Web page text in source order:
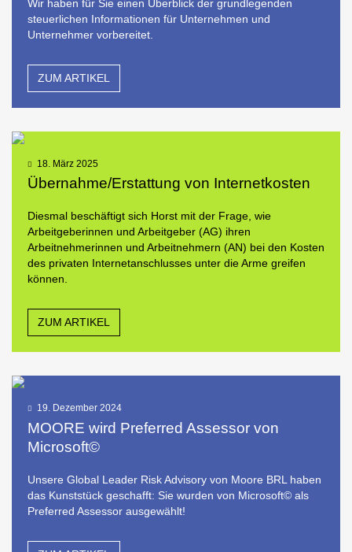
Wir haben für Sie einen Überblick der grundlegenden
steuerlichen Informationen für Unternehmen und
Unternehmer vorbereitet.
ZUM ARTIKEL
18. März 2025
Übernahme/Erstattung von Internetkosten
Diesmal beschäftigt sich Horst mit der Frage, wie
Arbeitgeberinnen und Arbeitgeber (AG) ihren
Arbeitnehmerinnen und Arbeitnehmern (AN) bei den Kosten
des privaten Internetanschlusses unter die Arme greifen
können.
ZUM ARTIKEL
19. Dezember 2024
MOORE wird Preferred Assessor von
Microsoft©
Unsere Global Leader Risk Advisory von Moore BRL haben
das Kunststück geschafft: Sie wurden von Microsoft© als
Preferred Assessor ausgewählt!